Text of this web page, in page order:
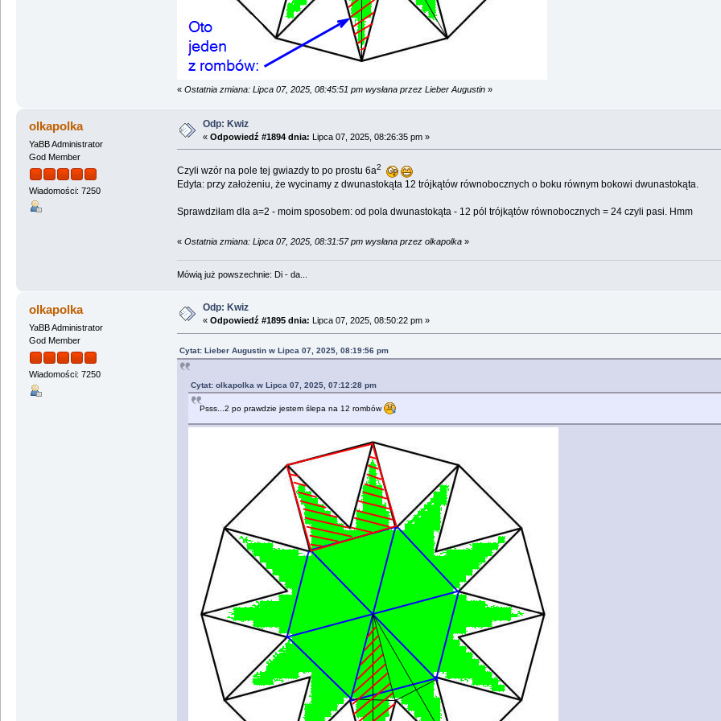
« Ostatnia zmiana: Lipca 07, 2025, 08:45:51 pm wysłana przez Lieber Augustin»
olkapolka
YaBB Administrator
God Member
Wiadomości: 7250
Odp: Kwiz
« Odpowiedź #1894 dnia: Lipca 07, 2025, 08:26:35 pm »
Czyli wzór na pole tej gwiazdy to po prostu 6a2
Edyta: przy założeniu, że wycinamy z dwunastokąta 12 trójkątów równobocznych o boku równym bokowi dwunastokąta.
Sprawdziłam dla a=2 - moim sposobem: od pola dwunastokąta - 12 pól trójkątów równobocznych = 24 czyli pasi. Hmm
« Ostatnia zmiana: Lipca 07, 2025, 08:31:57 pm wysłana przez olkapolka»
Mówią już powszechnie: Di - da...
olkapolka
YaBB Administrator
God Member
Wiadomości: 7250
Odp: Kwiz
« Odpowiedź #1895 dnia: Lipca 07, 2025, 08:50:22 pm »
Cytat: Lieber Augustin w Lipca 07, 2025, 08:19:56 pm
Cytat: olkapolka w Lipca 07, 2025, 07:12:28 pm
Psss...2 po prawdzie jestem ślepa na 12 rombów